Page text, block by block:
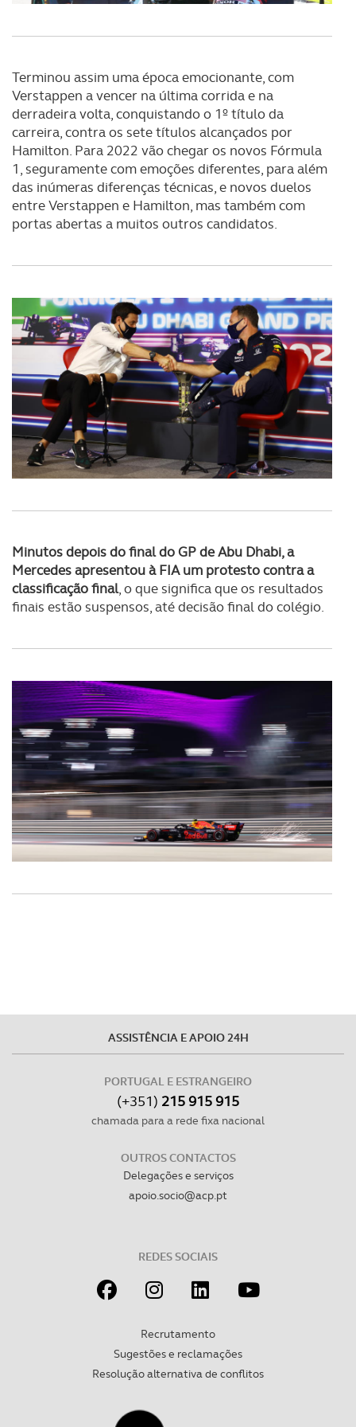
necessário no contexto dos serviços a prestar.
Realçamos que o bloqueio de certo tipo de Cookies e
tecnologias similares pode ter impacto na sua
experiência de navegação no Website e nos serviços
disponibilizados.
Consulte a política de cookies do site.
Terminou assim uma época emocionante, com
Verstappen a vencer na última corrida e na
derradeira volta, conquistando o 1º título da
carreira, contra os sete títulos alcançados por
Hamilton. Para 2022 vão chegar os novos Fórmula
1, seguramente com emoções diferentes, para além
das inúmeras diferenças técnicas, e novos duelos
entre Verstappen e Hamilton, mas também com
portas abertas a muitos outros candidatos.
Minutos depois do final do GP de Abu Dhabi, a
Mercedes apresentou à FIA um protesto contra a
classificação final, o que significa que os resultados
finais estão suspensos, até decisão final do colégio.
ASSISTÊNCIA E APOIO 24H
PORTUGAL E ESTRANGEIRO
(+351) 215 915 915
chamada para a rede fixa nacional
OUTROS CONTACTOS
Delegações e serviços
apoio.socio@acp.pt
REDES SOCIAIS
Recrutamento
Sugestões e reclamações
Resolução alternativa de conflitos